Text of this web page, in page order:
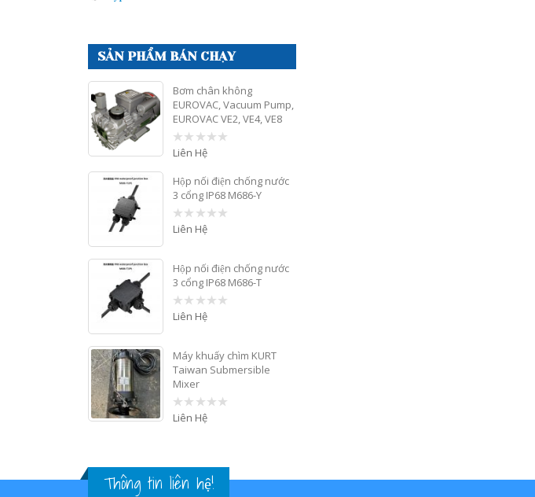
SẢN PHẨM BÁN CHẠY
Bơm chân không
EUROVAC, Vacuum Pump,
EUROVAC VE2, VE4, VE8
0
5
Liên Hệ
Hộp nối điện chống nước
3 cổng IP68 M686-Y
0
Liên Hệ
Hộp nối điện chống nước
3 cổng IP68 M686-T
0
Liên Hệ
Máy khuấy chìm KURT
Taiwan Submersible
Mixer
0
Liên Hệ
Thông tin liên hệ!